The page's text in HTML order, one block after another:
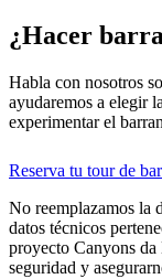
¿Hacer
Habla con nosotros
ayudaremos a elegir
experimentar el
Reserva tu tour de
No reemplazamos la
datos técnicos
proyecto Canyons da
seguridad y